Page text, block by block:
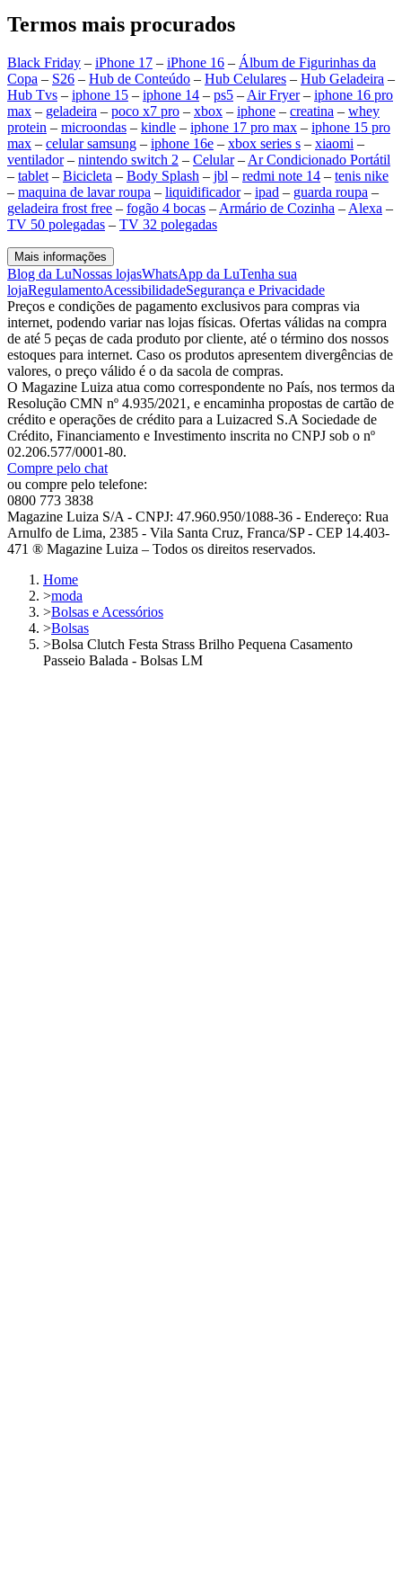
Termos mais procurados
Black Friday – iPhone 17 – iPhone 16 – Álbum de Figurinhas da
Copa – S26 – Hub de Conteúdo – Hub Celulares – Hub Geladeira –
Hub Tvs – iphone 15 – iphone 14 – ps5 – Air Fryer– iphone 16 pro
max – geladeira – poco x7 pro – xbox – iphone – creatina – whey
protein – microondas – kindle – iphone 17 pro max – iphone 15 pro
max – celular samsung – iphone 16e – xbox series s – xiaomi –
ventilador– nintendo switch 2 – Celular– Ar Condicionado Portátil
– tablet – Bicicleta – Body Splash – jbl – redmi note 14 – tenis nike
– maquina de lavar roupa – liquidificador– ipad – guarda roupa –
geladeira frost free – fogão 4 bocas – Armário de Cozinha – Alexa –
TV 50 polegadas – TV 32 polegadas
Mais informações
Blog da LuNossas lojasWhatsApp da LuTenha sua
lojaRegulamentoAcessibilidadeSegurança e Privacidade
Preços e condições de pagamento exclusivos para compras via
internet, podendo variar nas lojas físicas. Ofertas válidas na compra
de até 5 peças de cada produto por cliente, até o término dos nossos
estoques para internet. Caso os produtos apresentem divergências de
valores, o preço válido é o da sacola de compras.
O Magazine Luiza atua como correspondente no País, nos termos da
Resolução CMN nº 4.935/2021, e encaminha propostas de cartão de
crédito e operações de crédito para a Luizacred S.A Sociedade de
Crédito, Financiamento e Investimento inscrita no CNPJ sob o nº
02.206.577/0001-80.
Compre pelo chat
ou compre pelo telefone:
0800 773 3838
Magazine Luiza S/A - CNPJ: 47.960.950/1088-36 - Endereço: Rua
Arnulfo de Lima, 2385 - Vila Santa Cruz, Franca/SP - CEP 14.403-
471 ® Magazine Luiza – Todos os direitos reservados.
Home
>moda
>Bolsas e Acessórios
>Bolsas
>Bolsa Clutch Festa Strass Brilho Pequena Casamento
Passeio Balada - Bolsas LM